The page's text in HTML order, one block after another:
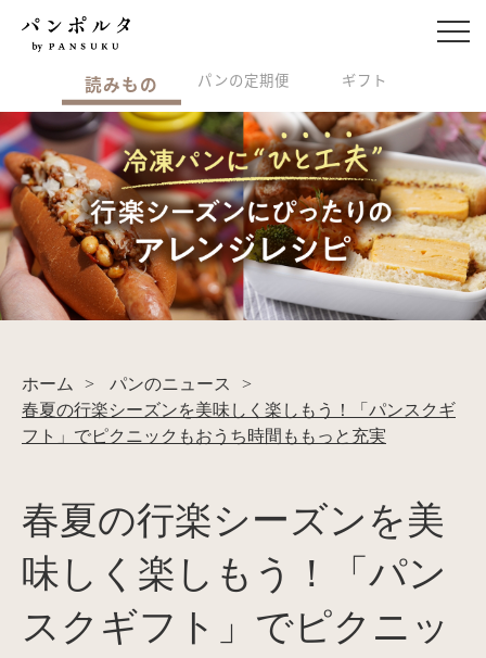
読みもの パンの定期便 ギフト
ホーム > パンのニュース
>
春夏の行楽シーズンを美味しく楽しもう！「パンスクギ
フト」でピクニックもおうち時間ももっと充実
春夏の行楽シーズンを美
味しく楽しもう！「パン
スクギフト」でピクニッ